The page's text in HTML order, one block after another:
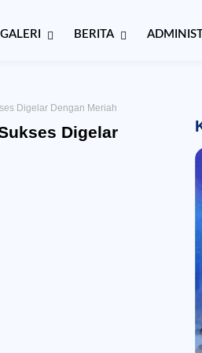
GALERI BERITA
Digelar Dengan Meriah
Digelar